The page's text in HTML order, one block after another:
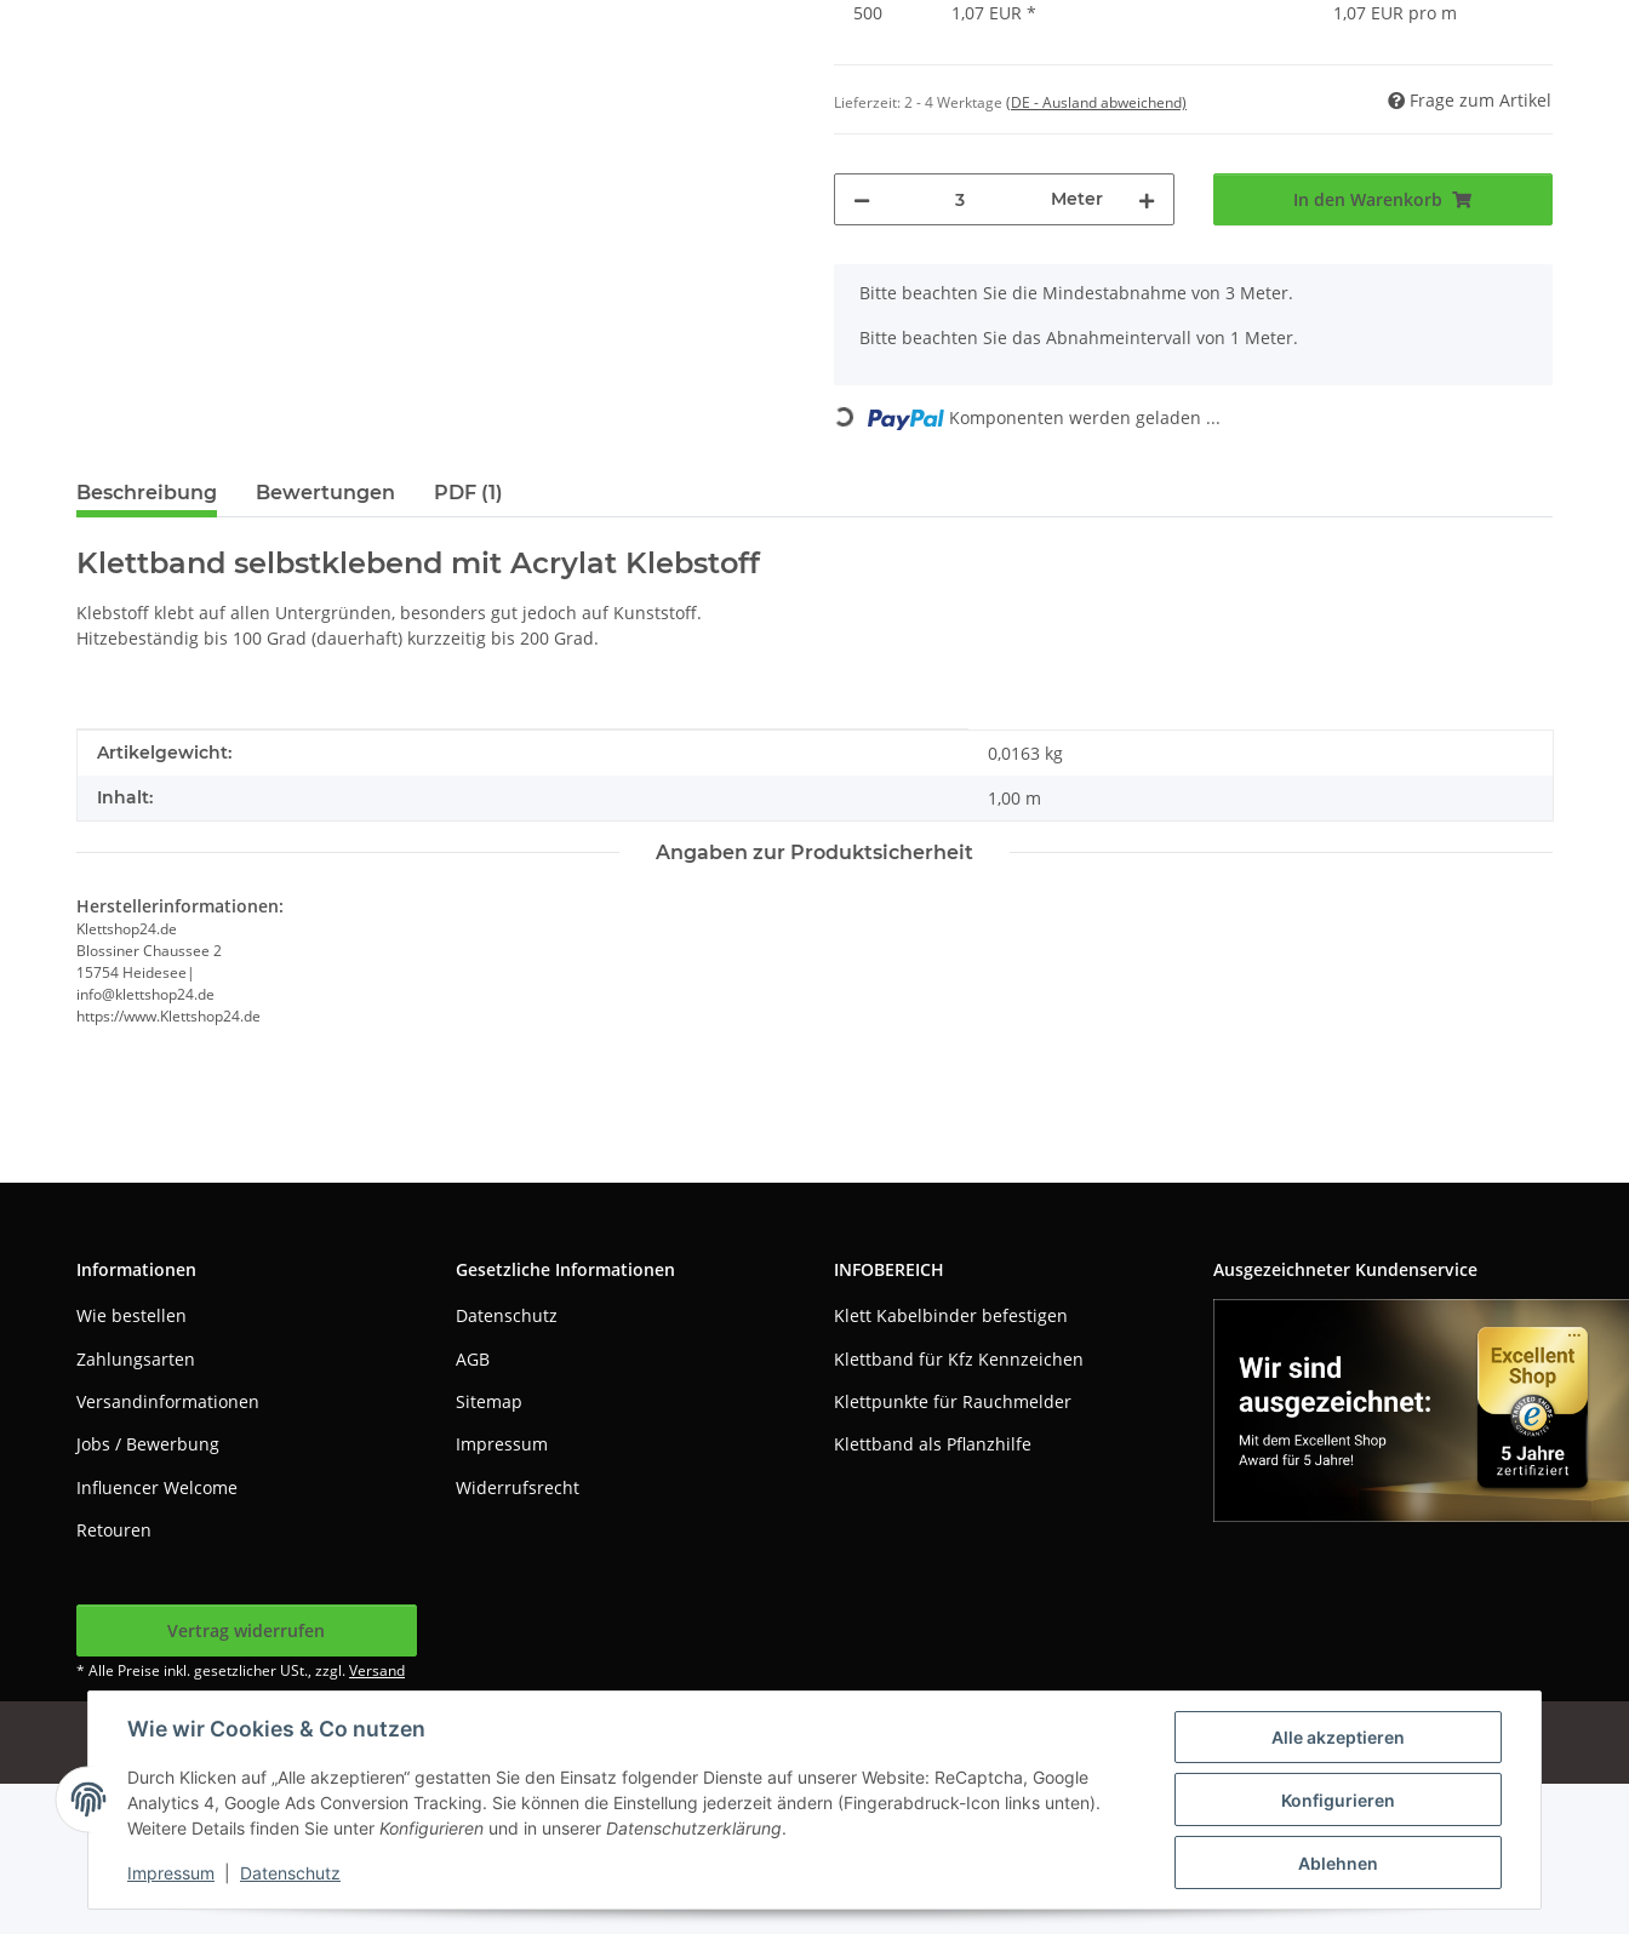
Alle akzeptieren
Konfigurieren
Ablehnen
Wie wir Cookies & Co nutzen
Durch Klicken auf „Alle akzeptieren“ gestatten Sie den Einsatz folgender Dienste auf unserer Website: ReCaptcha, Google
Analytics 4, Google Ads Conversion Tracking. Sie können die Einstellung jederzeit ändern (Fingerabdruck-Icon links unten).
Weitere Details finden Sie unter Konfigurieren und in unserer Datenschutzerklärung.
Impressum Datenschutz
500
1,07 EUR * 1,07 EUR pro m
Lieferzeit:2 - 4 Werktage (DE - Ausland abweichend) Frage zum Artikel
Meter In den Warenkorb
x
Bitte beachten Sie die Mindestabnahme von 3 Meter.
Bitte beachten Sie das Abnahmeintervall von 1 Meter.
Loading... Komponenten werden geladen ...
Beschreibung Bewertungen PDF (1)
Klettband selbstklebend mit Acrylat Klebstoff
Klebstoff klebt auf allen Untergründen, besonders gut jedoch auf Kunststoff.
Hitzebeständig bis 100 Grad (dauerhaft) kurzzeitig bis 200 Grad.
Produkteigenschaft
Wert
Artikelgewicht: 0,0163 kg
Inhalt: 1,00 m
Angaben zur Produktsicherheit
Herstellerinformationen:
Klettshop24.de
Blossiner Chaussee 2
15754 Heidesee|
info@klettshop24.de
https://www.Klettshop24.de
Informationen
Wie bestellen
Zahlungsarten
Versandinformationen
Jobs / Bewerbung
Influencer Welcome
Retouren
Gesetzliche Informationen
Datenschutz
AGB
Sitemap
Impressum
Widerrufsrecht
INFOBEREICH
Klett Kabelbinder befestigen
Klettband für Kfz Kennzeichen
Klettpunkte für Rauchmelder
Klettband als Pflanzhilfe
Ausgezeichneter Kundenservice
Vertrag widerrufen
* Alle Preise inkl. gesetzlicher USt., zzgl.Versand
Google Analytics deaktivieren Powered by